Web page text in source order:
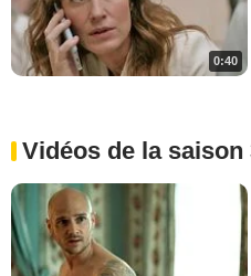
0:40
Vidéos de la saison